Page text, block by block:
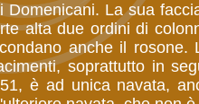
Domenicani. La sua
alta due ordini di
anche il rosone.
soprattutto in
è ad unica navata,